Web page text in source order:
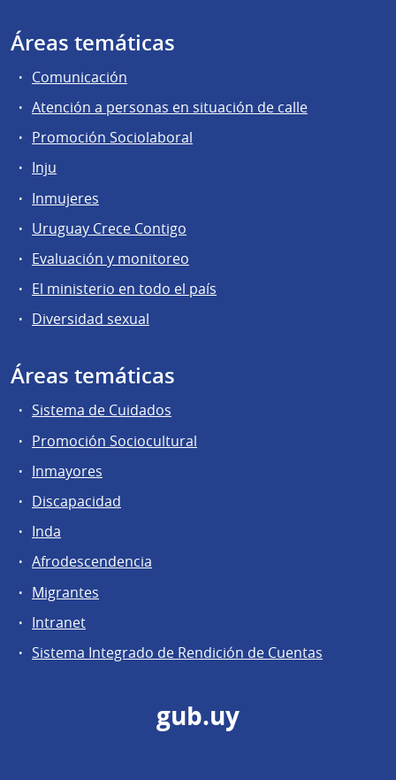
Áreas temáticas
Comunicación
Atención a personas en situación de calle
Promoción Sociolaboral
Inju
Inmujeres
Uruguay Crece Contigo
Evaluación y monitoreo
El ministerio en todo el país
Diversidad sexual
Áreas temáticas
Sistema de Cuidados
Promoción Sociocultural
Inmayores
Discapacidad
Inda
Afrodescendencia
Migrantes
Intranet
Sistema Integrado de Rendición de Cuentas
gub.uy